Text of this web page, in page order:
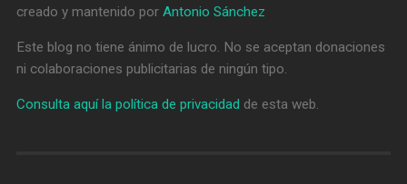
creado y mantenido por Antonio Sánchez
Este blog no tiene ánimo de lucro. No se aceptan donaciones
ni colaboraciones publicitarias de ningún tipo.
Consulta aquí la política de privacidad de esta web.